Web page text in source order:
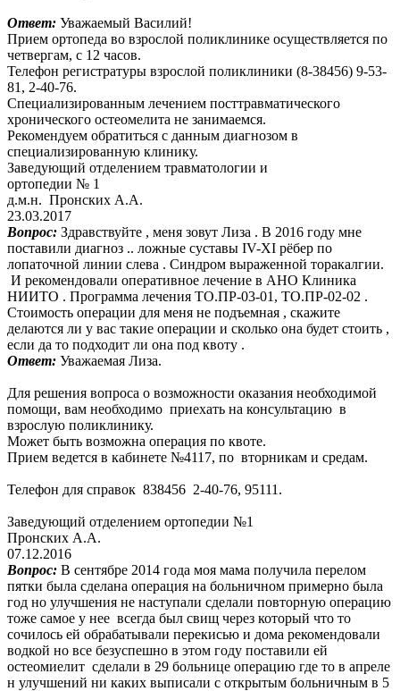
Ответ: Уважаемый Василий!
Прием ортопеда во взрослой поликлинике осуществляется по
четвергам, с 12 часов.
Телефон регистратуры взрослой поликлиники (8-38456) 9-53-
81, 2-40-76.
Специализированным лечением посттравматического
хронического остеомелита не занимаемся.
Рекомендуем обратиться с данным диагнозом в
специализированную клинику.
Заведующий отделением травматологии и
ортопедии № 1
д.м.н. Пронских А.А.
23.03.2017
Вопрос: Здравствуйте , меня зовут Лиза . В 2016 году мне
поставили диагноз .. ложные суставы IV-XI рёбер по
лопаточной линии слева . Синдром выраженной торакалгии.
И рекомендовали оперативное лечение в АНО Клиника
НИИТО . Программа лечения ТО.ПР-03-01, ТО.ПР-02-02 .
Стоимость операции для меня не подъемная , скажите
делаются ли у вас такие операции и сколько она будет стоить ,
если да то подходит ли она под квоту .
Ответ: Уважаемая Лиза.
Для решения вопроса о возможности оказания необходимой
помощи, вам необходимо приехать на консультацию в
взрослую поликлинику.
Может быть возможна операция по квоте.
Прием ведется в кабинете №4117, по вторникам и средам.
Телефон для справок 838456 2-40-76, 95111.
Заведующий отделением ортопедии №1
Пронских А.А.
07.12.2016
Вопрос: В сентябре 2014 года моя мама получила перелом
пятки была сделана операция на больничном примерно была
год но улучшения не наступали сделали повторную операцию
тоже самое у нее всегда был свищ через который что то
сочилось ей обрабатывали перекисью и дома рекомендовали
водкой но все безуспешно в этом году поставили ей
остеомиелит сделали в 29 больнице операцию где то в апреле
н улучшений ни каких выписали с открытым больничным в 5